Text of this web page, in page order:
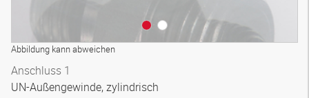
Abbildung kann abweichen
Anschluss 1
UN-Außengewinde, zylindrisch